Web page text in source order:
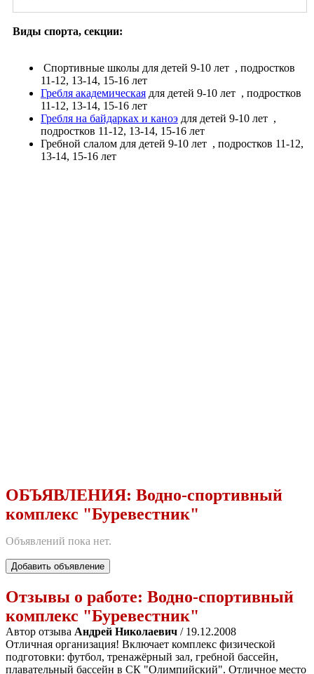
Виды спорта, секции:
Спортивные школы для детей 9-10 лет , подростков
11-12, 13-14, 15-16 лет
Гребля академическая для детей 9-10 лет , подростков
11-12, 13-14, 15-16 лет
Гребля на байдарках и каноэ для детей 9-10 лет ,
подростков 11-12, 13-14, 15-16 лет
Гребной слалом для детей 9-10 лет , подростков 11-12,
13-14, 15-16 лет
ОБЪЯВЛЕНИЯ: Водно-спортивный
комплекс "Буревестник"
Объявлений пока нет.
Добавить объявление
Отзывы о работе: Водно-спортивный
комплекс "Буревестник"
Автор отзыва Андрей Николаевич / 19.12.2008
Отличная организация! Включает комплекс физической
подготовки: футбол, тренажёрный зал, гребной бассейн,
плавательный бассейн в СК "Олимпийский". Отличное место